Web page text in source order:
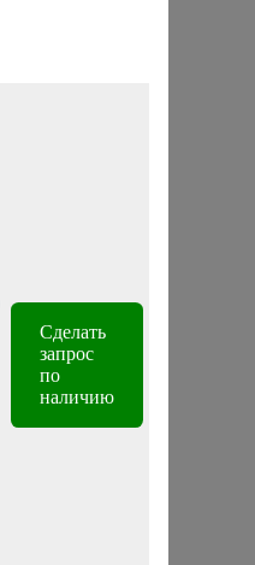
Сделать
запрос
по
наличию